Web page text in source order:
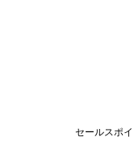
セールスポ